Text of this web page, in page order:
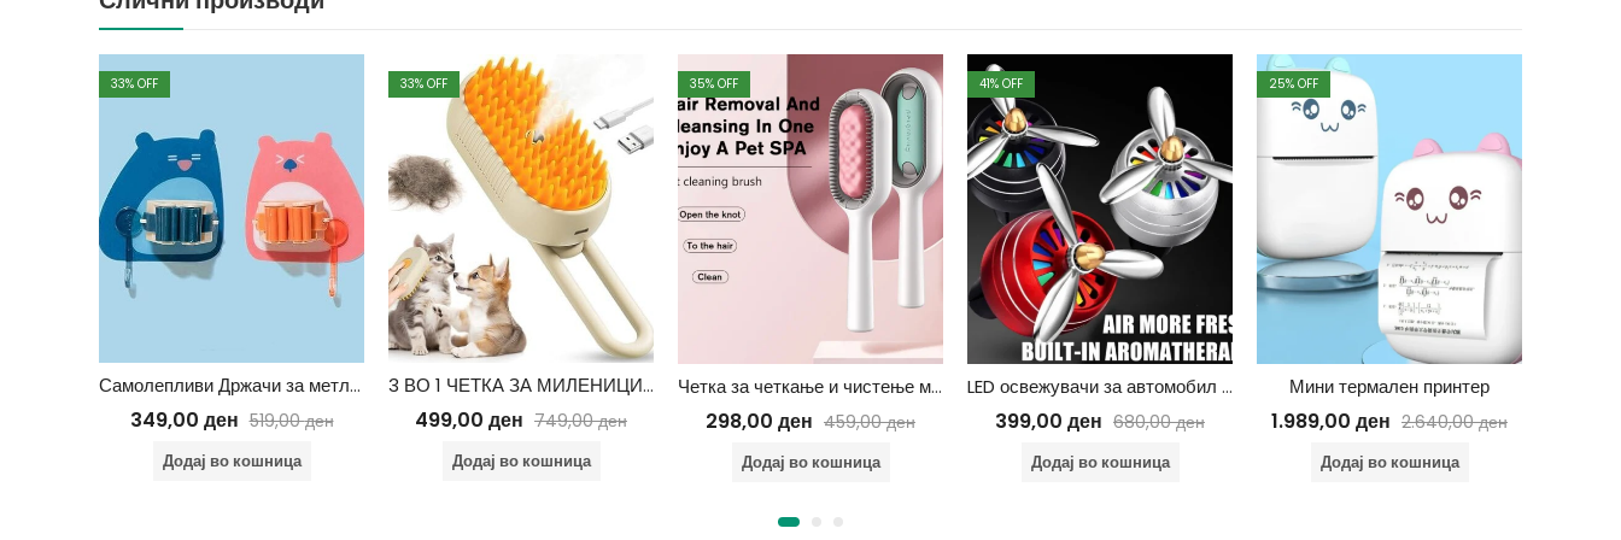
33% OFF
Самолепливи Држачи за метли со закачалка – 2+1 ГРАТИС
349,00 ден 519,00ден
Додај во кошница
33% OFF
3 ВО 1 ЧЕТКА ЗА МИЛЕНИЦИ СО ПАРЕА – НЕЖНО ЧИСТЕЊЕ И ГРИЖА ЗА ВАШИТЕ МИЛЕНИЦИ
499,00 ден 749,00ден
Додај во кошница
35% OFF
Четка за четкање и чистење миленици
298,00 ден 459,00ден
Додај во кошница
41% OFF
LED освежувачи за автомобил со пропелер (1+1 гратис)
399,00 ден 680,00ден
Додај во кошница
25% OFF
Мини термален принтер
1.989,00 ден 2.640,00ден
Додај во кошница